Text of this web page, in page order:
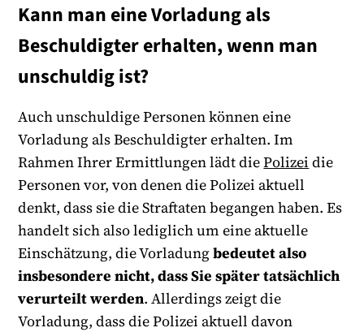
Kann man eine Vorladung als
Beschuldigter erhalten, wenn man
unschuldig ist?
Auch unschuldige Personen können eine
Vorladung als Beschuldigter erhalten. Im
Rahmen Ihrer Ermittlungen lädt diePolizei die
Personen vor, von denen die Polizei aktuell
denkt, dass sie die Straftaten begangen haben. Es
handelt sich also lediglich um eine aktuelle
Einschätzung, die Vorladungbedeutet also
insbesondere nicht, dass Sie später tatsächlich
verurteilt werden. Allerdings zeigt die
Vorladung, dass die Polizei aktuell davon